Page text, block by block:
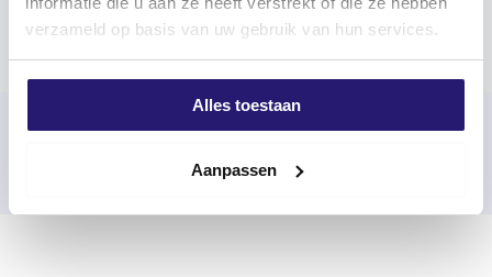
verzameld op basis van uw gebruik van hun services.
Alles toestaan
Aanpassen
Chat via Whatsapp Envoyez un e-mail